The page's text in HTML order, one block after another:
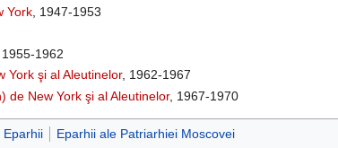
York , 1947-1953
1962
York şi al Aleutinelor, 1962-1967
de New York şi al Aleutinelor, 1967-1970
Eparhii Eparhii ale Patriarhiei Moscovei